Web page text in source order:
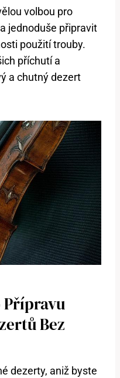
volbou pro
jednoduše připravit
použití trouby.
příchutí a
a chutný dezert
Přípravu
Bez
dezerty, aniž byste